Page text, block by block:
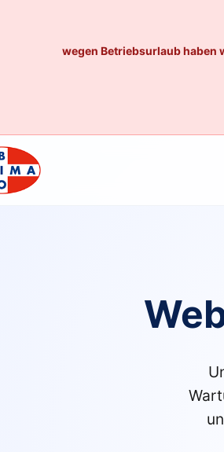
wegen Betriebsurlaub haben